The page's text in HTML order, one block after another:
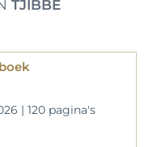
TJIBBE
| 120 pagina's